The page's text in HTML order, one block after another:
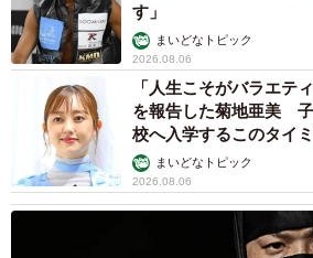
す」
まいどなトピック
2026.08.06
「人生こそがバラエテ
を報告した菊地亜美
校へ入学するこのタイ
まいどなトピック
2026.08.06